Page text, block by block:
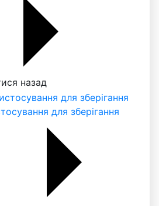
назад
для зберігання